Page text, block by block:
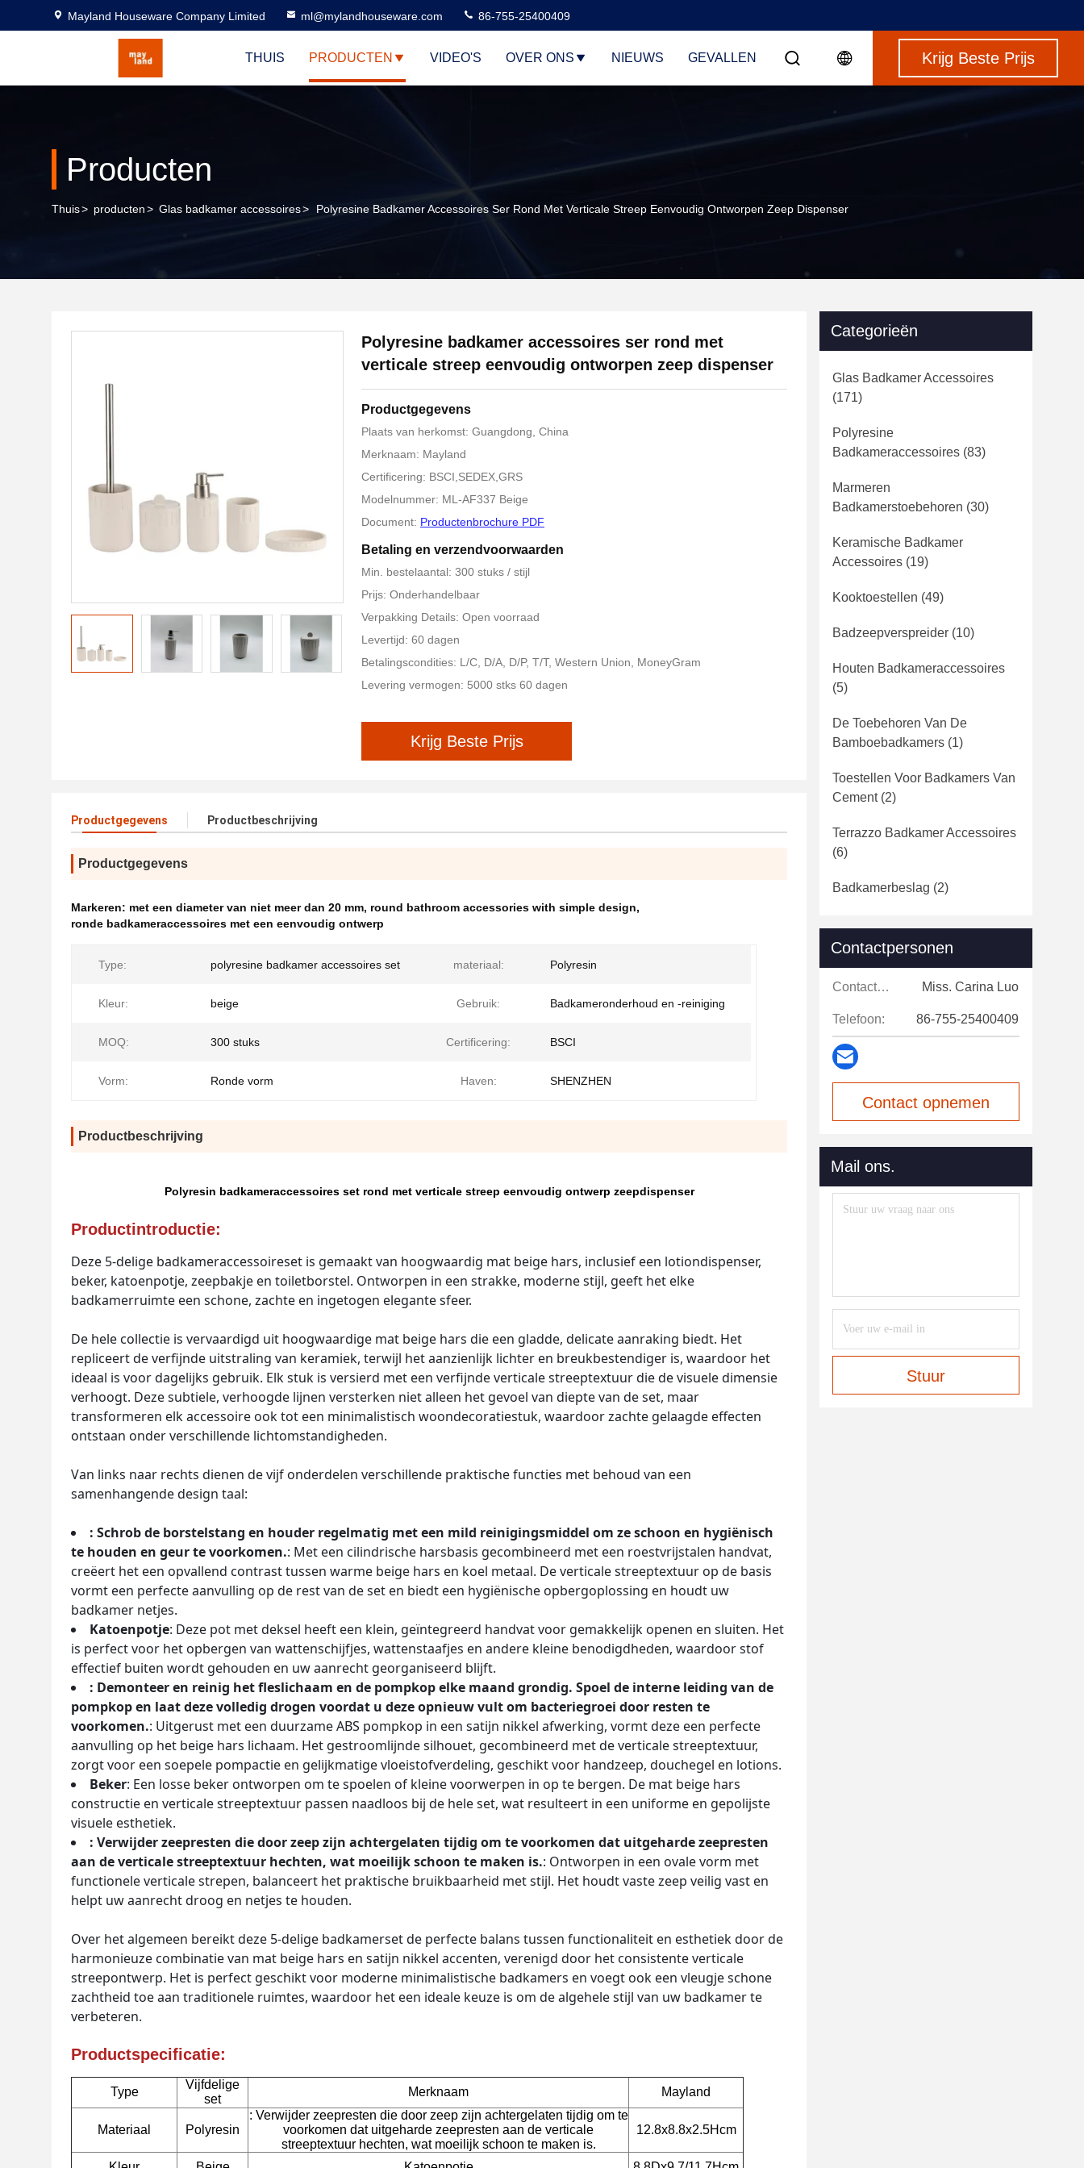
Mayland Houseware Company Limited ml@mylandhouseware.com 86-755-25400409
THUIS PRODUCTEN VIDEO'S OVER ONS NIEUWS GEVALLEN Krijg Beste Prijs
Producten
Thuis> producten> Glas badkamer accessoires> Polyresine Badkamer Accessoires Ser Rond Met Verticale Streep Eenvoudig Ontworpen Zeep Dispenser
Polyresine badkamer accessoires ser rond met
verticale streep eenvoudig ontworpen zeep dispenser
Productgegevens
Plaats van herkomst: Guangdong, China
Merknaam: Mayland
Certificering: BSCI,SEDEX,GRS
Modelnummer: ML-AF337 Beige
Document: Productenbrochure PDF
Betaling en verzendvoorwaarden
Min. bestelaantal: 300 stuks / stijl
Prijs: Onderhandelbaar
Verpakking Details: Open voorraad
Levertijd: 60 dagen
Betalingscondities: L/C, D/A, D/P, T/T, Western Union, MoneyGram
Levering vermogen: 5000 stks 60 dagen
Krijg Beste Prijs
Productgegevens Productbeschrijving
Productgegevens
Markeren: met een diameter van niet meer dan 20 mm, round bathroom accessories with simple design,
ronde badkameraccessoires met een eenvoudig ontwerp
Type: polyresine badkamer accessoires set materiaal: Polyresin
Kleur: beige Gebruik: Badkameronderhoud en -reiniging
MOQ: 300 stuks Certificering: BSCI
Vorm: Ronde vorm Haven: SHENZHEN
Productbeschrijving
Polyresin badkameraccessoires set rond met verticale streep eenvoudig ontwerp zeepdispenser
Productintroductie:
Deze 5-delige badkameraccessoireset is gemaakt van hoogwaardig mat beige hars, inclusief een lotiondispenser,
beker, katoenpotje, zeepbakje en toiletborstel. Ontworpen in een strakke, moderne stijl, geeft het elke
badkamerruimte een schone, zachte en ingetogen elegante sfeer.
De hele collectie is vervaardigd uit hoogwaardige mat beige hars die een gladde, delicate aanraking biedt. Het
repliceert de verfijnde uitstraling van keramiek, terwijl het aanzienlijk lichter en breukbestendiger is, waardoor het
ideaal is voor dagelijks gebruik. Elk stuk is versierd met een verfijnde verticale streeptextuur die de visuele dimensie
verhoogt. Deze subtiele, verhoogde lijnen versterken niet alleen het gevoel van diepte van de set, maar
transformeren elk accessoire ook tot een minimalistisch woondecoratiestuk, waardoor zachte gelaagde effecten
ontstaan onder verschillende lichtomstandigheden.
Van links naar rechts dienen de vijf onderdelen verschillende praktische functies met behoud van een
samenhangende design taal:
: Schrob de borstelstang en houder regelmatig met een mild reinigingsmiddel om ze schoon en hygiënisch
te houden en geur te voorkomen.: Met een cilindrische harsbasis gecombineerd met een roestvrijstalen handvat,
creëert het een opvallend contrast tussen warme beige hars en koel metaal. De verticale streeptextuur op de basis
vormt een perfecte aanvulling op de rest van de set en biedt een hygiënische opbergoplossing en houdt uw
badkamer netjes.
Katoenpotje: Deze pot met deksel heeft een klein, geïntegreerd handvat voor gemakkelijk openen en sluiten. Het
is perfect voor het opbergen van wattenschijfjes, wattenstaafjes en andere kleine benodigdheden, waardoor stof
effectief buiten wordt gehouden en uw aanrecht georganiseerd blijft.
: Demonteer en reinig het fleslichaam en de pompkop elke maand grondig. Spoel de interne leiding van de
pompkop en laat deze volledig drogen voordat u deze opnieuw vult om bacteriegroei door resten te
voorkomen.: Uitgerust met een duurzame ABS pompkop in een satijn nikkel afwerking, vormt deze een perfecte
aanvulling op het beige hars lichaam. Het gestroomlijnde silhouet, gecombineerd met de verticale streeptextuur,
zorgt voor een soepele pompactie en gelijkmatige vloeistofverdeling, geschikt voor handzeep, douchegel en lotions.
Beker: Een losse beker ontworpen om te spoelen of kleine voorwerpen in op te bergen. De mat beige hars
constructie en verticale streeptextuur passen naadloos bij de hele set, wat resulteert in een uniforme en gepolijste
visuele esthetiek.
: Verwijder zeepresten die door zeep zijn achtergelaten tijdig om te voorkomen dat uitgeharde zeepresten
aan de verticale streeptextuur hechten, wat moeilijk schoon te maken is.: Ontworpen in een ovale vorm met
functionele verticale strepen, balanceert het praktische bruikbaarheid met stijl. Het houdt vaste zeep veilig vast en
helpt uw aanrecht droog en netjes te houden.
Over het algemeen bereikt deze 5-delige badkamerset de perfecte balans tussen functionaliteit en esthetiek door de
harmonieuze combinatie van mat beige hars en satijn nikkel accenten, verenigd door het consistente verticale
streepontwerp. Het is perfect geschikt voor moderne minimalistische badkamers en voegt ook een vleugje schone
zachtheid toe aan traditionele ruimtes, waardoor het een ideale keuze is om de algehele stijl van uw badkamer te
verbeteren.
Productspecificatie:
Type
Vijfdelige
set
Merknaam Mayland
Materiaal Polyresin
: Verwijder zeepresten die door zeep zijn achtergelaten tijdig om te
voorkomen dat uitgeharde zeepresten aan de verticale
streeptextuur hechten, wat moeilijk schoon te maken is.
12.8x8.8x2.5Hcm
Categorieën
Glas Badkamer Accessoires
(171)
Polyresine
Badkameraccessoires (83)
Marmeren
Badkamerstoebehoren (30)
Keramische Badkamer
Accessoires (19)
Kooktoestellen (49)
Badzeepverspreider (10)
Houten Badkameraccessoires
(5)
De Toebehoren Van De
Bamboebadkamers (1)
Toestellen Voor Badkamers Van
Cement(2)
Terrazzo Badkamer Accessoires
(6)
Badkamerbeslag (2)
Contactpersonen
Contactpersonen: Miss. Carina Luo
Telefoon: 86-755-25400409
Contact opnemen
Mail ons.
Stuur